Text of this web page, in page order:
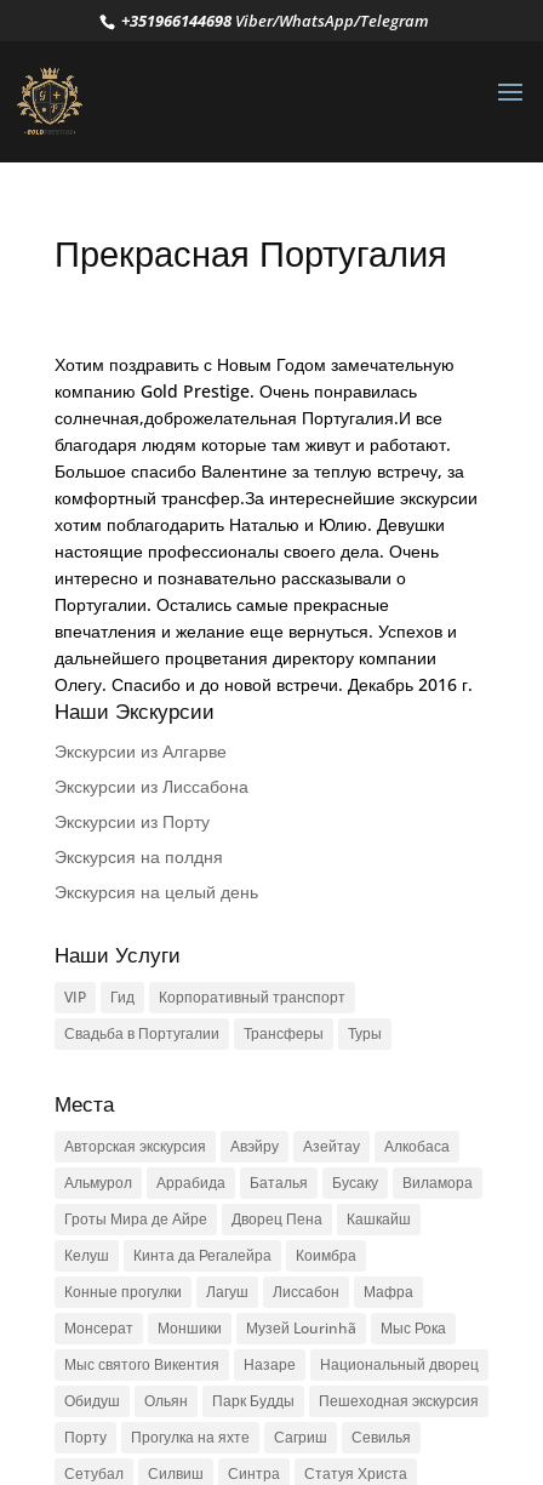
+351966144698Viber/WhatsApp/Telegram
Прекрасная Португалия
Хотим поздравить с Новым Годом замечательную
компанию Gold Prestige. Очень понравилась
солнечная,доброжелательная Португалия.И все
благодаря людям которые там живут и работают.
Большое спасибо Валентине за теплую встречу, за
комфортный трансфер.За интереснейшие экскурсии
хотим поблагодарить Наталью и Юлию. Девушки
настоящие профессионалы своего дела. Очень
интересно и познавательно рассказывали о
Португалии. Остались самые прекрасные
впечатления и желание еще вернуться. Успехов и
дальнейшего процветания директору компании
Олегу. Спасибо и до новой встречи. Декабрь 2016 г.
Наши Экскурсии
Экскурсии из Алгарве
Экскурсии из Лиссабона
Экскурсии из Порту
Экскурсия на полдня
Экскурсия на целый день
Наши Услуги
VIP Гид
Корпоративный транспорт
Свадьба в Португалии
Трансферы Туры
Места
Авторская экскурсия Авэйру Азейтау
Алкобаса
Альмурол
Аррабида Баталья Бусаку
Виламора
Гроты Мира де Айре
Дворец Пена
Кашкайш
Келуш
Кинта да Регалейра
Коимбра
Конные прогулки
Лагуш Лиссабон
Мафра
Монсерат
Моншики Музей Lourinhã
Мыс Рока
Мыс святого Викентия
Назаре
Национальный дворец
Обидуш
Ольян Парк Будды
Пешеходная экскурсия
Порту
Прогулка на яхте Сагриш
Севилья
Сетубал
Силвиш Синтра
Статуя Христа